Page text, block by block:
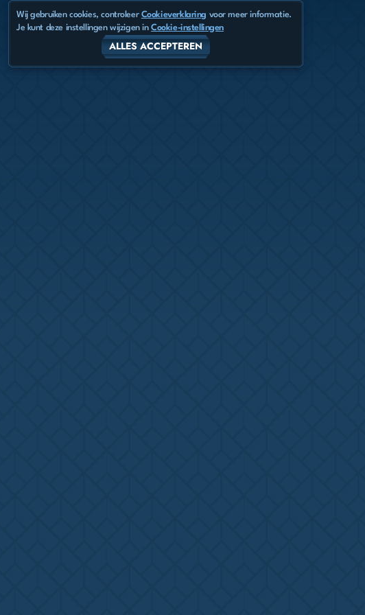
Wij gebruiken cookies, controleer Cookieverklaring voor meer informatie.
Je kunt deze instellingen wijzigen inCookie-instellingen
ALLES ACCEPTEREN